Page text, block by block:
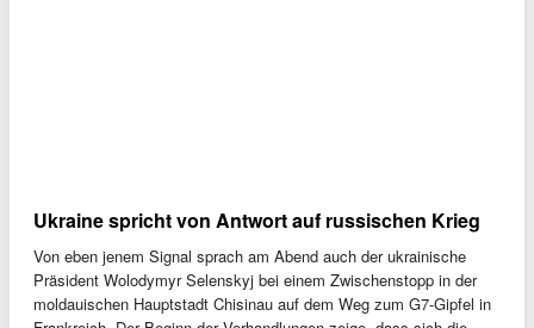
Ukraine spricht von Antwort auf russischen Krieg
Von eben jenem Signal sprach am Abend auch der ukrainische
Präsident Wolodymyr Selenskyj bei einem Zwischenstopp in der
moldauischen Hauptstadt Chisinau auf dem Weg zum G7-Gipfel in